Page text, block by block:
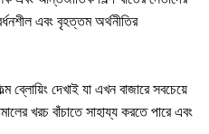
এবং বৃহত্তম অর্থনীতির
ব্লোয়িং দেখাই যা এখন বাজারে সবচেয়ে
খরচ বাঁচাতে সাহায্য করতে পারে এবং